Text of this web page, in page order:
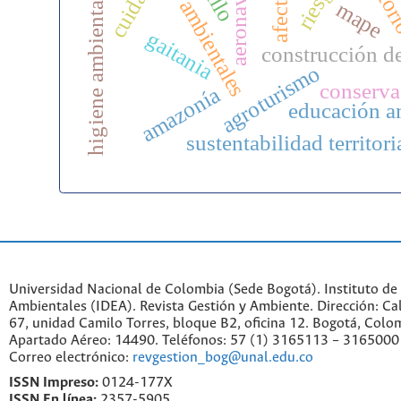
aeronaves
gaitania
agroturismo
construcción
educación
sustentabilidad
amazonía
mape
higiene ambiental
Universidad Nacional de Colombia (Sede Bogotá). Instituto de
Ambientales (IDEA). Revista Gestión y Ambiente. Dirección:
67, unidad Camilo Torres, bloque B2, oficina 12. Bogotá,
Apartado Aéreo: 14490. Teléfonos: 57 (1) 3165113 –
Correo electrónico: revgestion_bog@unal.edu.co
ISSN Impreso: 0124-177X